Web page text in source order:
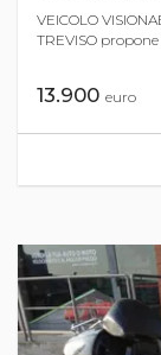
VEICOLO
TREVISO propone
13.900 euro